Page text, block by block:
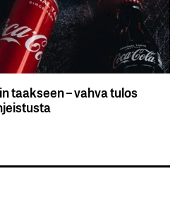
taakseen – vahva tulos